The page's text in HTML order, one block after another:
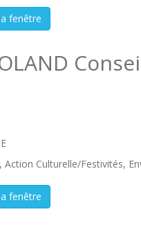
Action Culturelle/Festivités,